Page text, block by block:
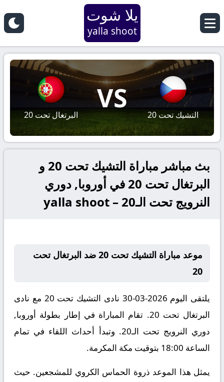
يلا شوت
yalla shoot
التشيك تحت 20
VS
البرتغال تحت 20
بث مباشر مباراة التشيك تحت 20 و
البرتغال تحت 20 في أوروبا, دوري
النرويج تحت الـ20 – yalla shoot
موعد مباراة التشيك تحت 20 ضد البرتغال تحت
20
يلتقى اليوم 2026-03-30 نادى التشيك تحت 20 مع نادى
البرتغال تحت 20. تقام المباراة في إطار بطولة أوروبا,
دوري النرويج تحت الـ20. وتبدأ أحداث اللقاء في تمام
الساعة 18:00 بتوقيت مكة المكرمة.
يمثل هذا الموعد ذروة الحماس الكروي للمشجعين. حيث